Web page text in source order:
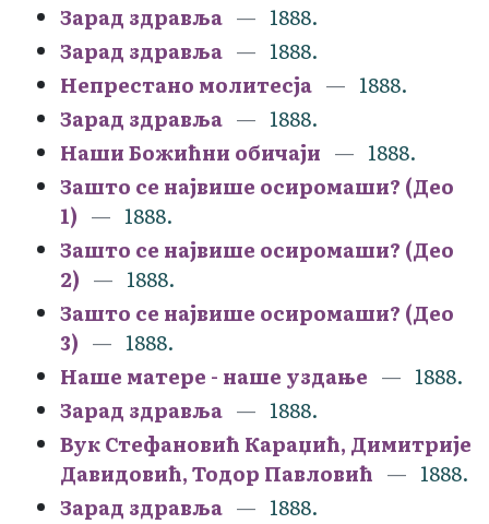
Зарад здравља
1888.
Зарад здравља
1888.
Непрестано молитесја
1888.
Зарад здравља
1888.
Наши Божићни обичаји
1888.
Зашто се највише осиромаши? (Део
1)
1888.
Зашто се највише осиромаши? (Део
2)
1888.
Зашто се највише осиромаши? (Део
3)
1888.
Наше матере - наше уздање
1888.
Зарад здравља
1888.
Вук Стефановић Караџић, Димитрије
Давидовић, Тодор Павловић
1888.
Зарад здравља
1888.